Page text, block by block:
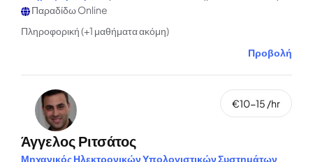
Παραδίδω Online
Πληροφορική (+1 μαθήματα ακόμη)
Προβολή
Άγγελος Ριτσάτος
Μηχανικός Ηλεκτρονικών Υπολογιστικών Συστημάτων
€10-15 /hr